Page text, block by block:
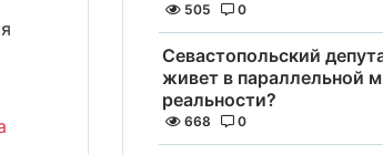
505 0
Севастопольский
живет в параллельной
реальности?
668 0